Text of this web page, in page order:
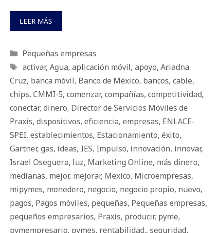
LEER MÁS
Categorías
Pequeñas empresas
Etiquetas
activar, Agua, aplicación móvil, apoyo, Ariadna
Cruz, banca móvil, Banco de México, bancos, cable,
chips, CMMI-5, comenzar, compañías, competitividad,
conectar, dinero, Director de Servicios Móviles de
Praxis, dispositivos, eficiencia, empresas, ENLACE-
SPEI, establecimientos, Estacionamiento, éxito,
Gartner, gas, ideas, IES, Impulso, innovación, innovar,
Israel Oseguera, luz, Marketing Online, más dinero,
medianas, mejor, mejorar, Mexico, Microempresas,
mipymes, monedero, negocio, negocio propio, nuevo,
pagos, Pagos móviles, pequeñas, Pequeñas empresas,
pequeños empresarios, Praxis, producir, pyme,
pymempresario, pymes, rentabilidad., seguridad,